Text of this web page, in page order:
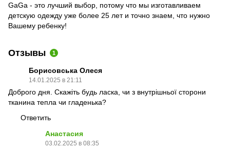
GaGa - это лучший выбор, потому что мы изготавливаем
детскую одежду уже более 25 лет и точно знаем, что нужно
Вашему ребенку!
Отзывы 1
Борисовська Олеся
14.01.2025 в 21:11
Доброго дня. Скажіть будь ласка, чи з внутрішньої сторони
тканина тепла чи гладенька?
Ответить
Анастасия
03.02.2025 в 08:35